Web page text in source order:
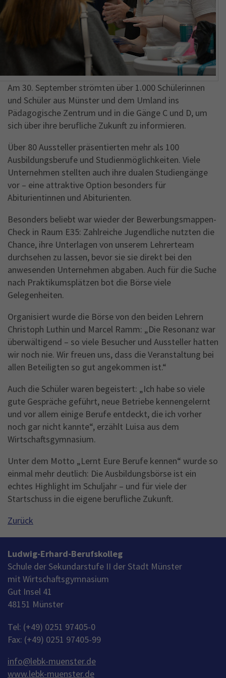
Am 30. September strömten über 1.000 Schülerinnen
und Schüler aus Münster und dem Umland ins
Pädagogische Zentrum und in die Gänge C und D, um
sich über ihre berufliche Zukunft zu informieren.
Über 80 Aussteller präsentierten mehr als 100
Ausbildungsberufe und Studienmöglichkeiten. Viele
Unternehmen stellten auch ihre dualen Studiengänge
vor – eine attraktive Option besonders für
Abiturientinnen und Abiturienten.
Besonders beliebt war wieder der Bewerbungsmappen-
Check in Raum E35: Zahlreiche Jugendliche nutzten die
Chance, ihre Unterlagen von unserem Lehrerteam
durchsehen zu lassen, bevor sie sie direkt bei den
anwesenden Unternehmen abgaben. Auch für die Suche
nach Praktikumsplätzen bot die Börse viele
Gelegenheiten.
Organisiert wurde die Börse von den beiden Lehrern
Christoph Luthin und Marcel Ramm: „Die Resonanz war
überwältigend – so viele Besucher und Aussteller hatten
wir noch nie. Wir freuen uns, dass die Veranstaltung bei
allen Beteiligten so gut angekommen ist.“
Auch die Schüler waren begeistert: „Ich habe so viele
gute Gespräche geführt, neue Betriebe kennengelernt
und vor allem einige Berufe entdeckt, die ich vorher
noch gar nicht kannte“, erzählt Luisa aus dem
Wirtschaftsgymnasium.
Unter dem Motto „Lernt Eure Berufe kennen“ wurde so
einmal mehr deutlich: Die Ausbildungsbörse ist ein
echtes Highlight im Schuljahr – und für viele der
Startschuss in die eigene berufliche Zukunft.
Zurück
Ludwig-Erhard-Berufskolleg
Schule der Sekundarstufe II der Stadt Münster
mit Wirtschaftsgymnasium
Gut Insel 41
48151 Münster
Tel: (+49) 0251 97405-0
Fax: (+49) 0251 97405-99
info@lebk-muenster.de
www.lebk-muenster.de
_gid
Google Analytics
1 Jahr
Zweck
This cookie is installed by Google Analytics.
The cookie is used to store information of
how visitors use a website and helps in
creating an analytics report of how the
wbsite is doing. The data collected including
have come from, and the pages viisted in an
anonymous form.